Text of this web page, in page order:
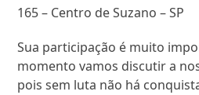
165 – Centro de Suzano – SP
Sua participação é muito
momento vamos discutir a
pois sem luta não há